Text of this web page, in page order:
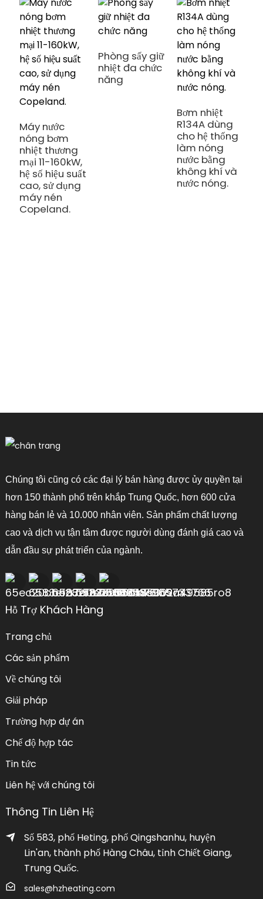
Máy nước
nóng bơm
nhiệt thương
mại 11-160kW,
hệ số hiệu suất
cao, sử dụng
máy nén
Copeland.
Phòng sấy giữ
nhiệt đa chức
năng
Bơm nhiệt
R134A dùng
cho hệ thống
làm nóng
nước bằng
không khí và
nước nóng.
Chúng tôi cũng có các đại lý bán hàng được ủy quyền tại
hơn 150 thành phố trên khắp Trung Quốc, hơn 600 cửa
hàng bán lẻ và 10.000 nhân viên. Sản phẩm chất lượng
cao và dịch vụ tận tâm được người dùng đánh giá cao và
dẫn đầu sự phát triển của ngành.
Hỗ Trợ Khách Hàng
Trang chủ
Các sản phẩm
Về chúng tôi
Giải pháp
Trường hợp dự án
Chế độ hợp tác
Tin tức
Liên hệ với chúng tôi
Thông Tin Liên Hệ
Số 583, phố Heting, phố Qingshanhu, huyện
Lin'an, thành phố Hàng Châu, tỉnh Chiết Giang,
Trung Quốc.
sales@hzheating.com